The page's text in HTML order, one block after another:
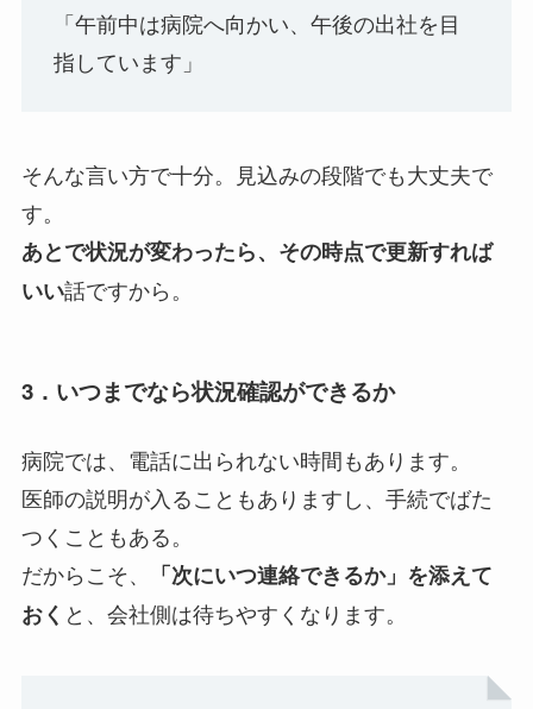
「午前中は病院へ向かい、午後の出社を目
指しています」
そんな言い方で十分。見込みの段階でも大丈夫で
す。
あとで状況が変わったら、その時点で更新すれば
いい話ですから。
3．いつまでなら状況確認ができるか
病院では、電話に出られない時間もあります。
医師の説明が入ることもありますし、手続でばた
つくこともある。
だからこそ、
「次にいつ連絡できるか」を添えて
おく と、会社側は待ちやすくなります。